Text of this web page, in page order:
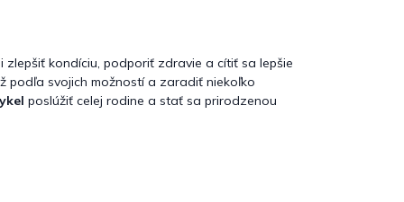
kondíciu, podporiť zdravie a cítiť sa lepšie
podľa svojich možností a zaradiť niekoľko
poslúžiť celej rodine a stať sa prirodzenou